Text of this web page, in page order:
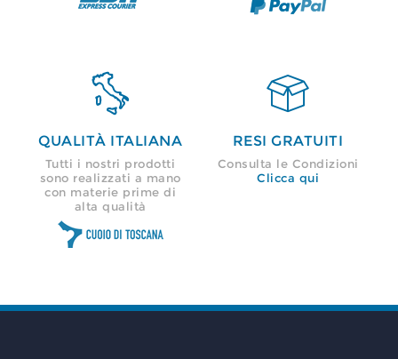

QUALITÀ ITALIANA
Tutti i nostri prodotti
sono realizzati a mano
con materie prime di
alta qualità

RESI GRATUITI
Consulta le Condizioni
Clicca qui